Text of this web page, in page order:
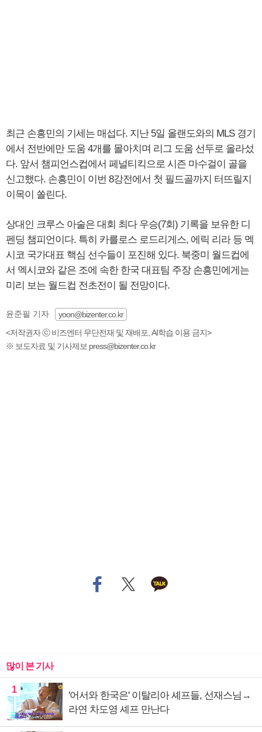
최근 손흥민의 기세는 매섭다. 지난 5일 올랜도와의 MLS 경기
에서 전반에만 도움 4개를 몰아치며 리그 도움 선두로 올라섰
다. 앞서 챔피언스컵에서 페널티킥으로 시즌 마수걸이 골을
신고했다. 손흥민이 이번 8강전에서 첫 필드골까지 터뜨릴지
이목이 쏠린다.
상대인 크루스 아술은 대회 최다 우승(7회) 기록을 보유한 디
펜딩 챔피언이다. 특히 카를로스 로드리게스, 에릭 리라 등 멕
시코 국가대표 핵심 선수들이 포진해 있다. 북중미 월드컵에
서 멕시코와 같은 조에 속한 한국 대표팀 주장 손흥민에게는
미리 보는 월드컵 전초전이 될 전망이다.
윤준필 기자
yoon@bizenter.co.kr
<저작권자 ⓒ 비즈엔터 무단전재 및 재배포, AI학습 이용 금지>
※ 보도자료 및 기사제보 press@bizenter.co.kr
많이 본 기사
1
'어서와 한국은' 이탈리아 셰프들, 선재스님→
라연 차도영 셰프 만난다